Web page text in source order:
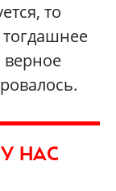
то
верное
НАС